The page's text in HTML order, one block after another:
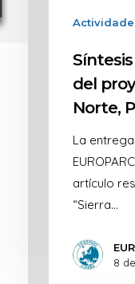
del
Norte,
La
artículo
“Sierra…
8